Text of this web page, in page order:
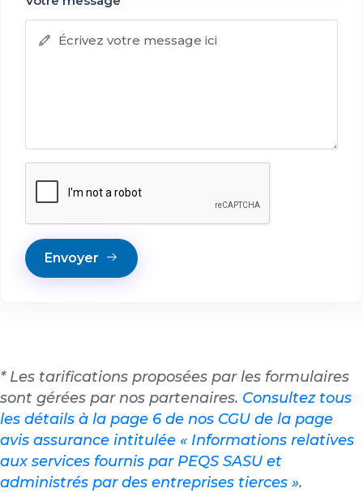
Envoyer
* Les tarifications proposées par les formulaires
sont gérées par nos partenaires. Consultez tous
les détails à la page 6 de nos CGU de la page
avis assurance intitulée « Informations relatives
aux services fournis par PEQS SASU et
administrés par des entreprises tierces ».